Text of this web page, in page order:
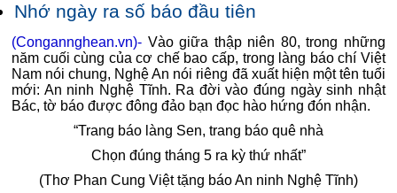
Nhớ ngày ra số báo đầu tiên
(Congannghean.vn)- Vào giữa thập niên 80, trong những
năm cuối cùng của cơ chế bao cấp, trong làng báo chí Việt
Nam nói chung, Nghệ An nói riêng đã xuất hiện một tên tuổi
mới: An ninh Nghệ Tĩnh. Ra đời vào đúng ngày sinh nhật
Bác, tờ báo được đông đảo bạn đọc hào hứng đón nhận.
“Trang báo làng Sen, trang báo quê nhà
Chọn đúng tháng 5 ra kỳ thứ nhất”
(Thơ Phan Cung Việt tặng báo An ninh Nghệ Tĩnh)